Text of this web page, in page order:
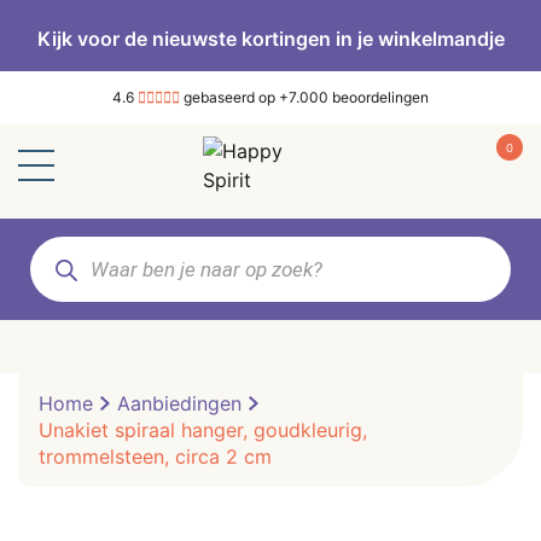
Kijk voor de nieuwste kortingen in je winkelmandje
4.6 gebaseerd op +7.000 beoordelingen
0
Producten
zoeken
Home
Aanbiedingen
Unakiet spiraal hanger, goudkleurig,
trommelsteen, circa 2 cm